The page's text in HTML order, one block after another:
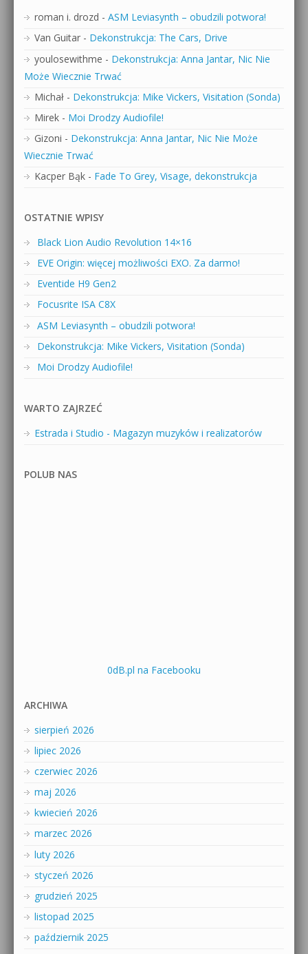
roman i. drozd - ASM Leviasynth – obudzili potwora!
Van Guitar - Dekonstrukcja: The Cars, Drive
youlosewithme - Dekonstrukcja: Anna Jantar, Nic Nie
Może Wiecznie Trwać
Michał - Dekonstrukcja: Mike Vickers, Visitation (Sonda)
Mirek - Moi Drodzy Audiofile!
Gizoni - Dekonstrukcja: Anna Jantar, Nic Nie Może
Wiecznie Trwać
Kacper Bąk - Fade To Grey, Visage, dekonstrukcja
OSTATNIE WPISY
Black Lion Audio Revolution 14×16
EVE Origin: więcej możliwości EXO. Za darmo!
Eventide H9 Gen2
Focusrite ISA C8X
ASM Leviasynth – obudzili potwora!
Dekonstrukcja: Mike Vickers, Visitation (Sonda)
Moi Drodzy Audiofile!
WARTO ZAJRZEĆ
Estrada i Studio - Magazyn muzyków i realizatorów
POLUB NAS
0dB.pl na Facebooku
ARCHIWA
sierpień 2026
lipiec 2026
czerwiec 2026
maj 2026
kwiecień 2026
marzec 2026
luty 2026
styczeń 2026
grudzień 2025
listopad 2025
październik 2025